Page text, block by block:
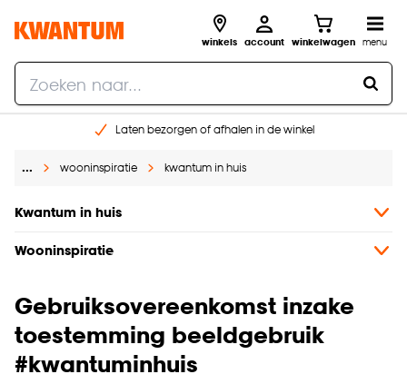
winkels account winkelwagen menu
Laten bezorgen of afhalen in de winkel
Gratis raam advies en inmeten aan huis
… wooninspiratie kwantum in huis
Kwantum in huis
Wooninspiratie
Gebruiksovereenkomst inzake
toestemming beeldgebruik
#kwantuminhuis